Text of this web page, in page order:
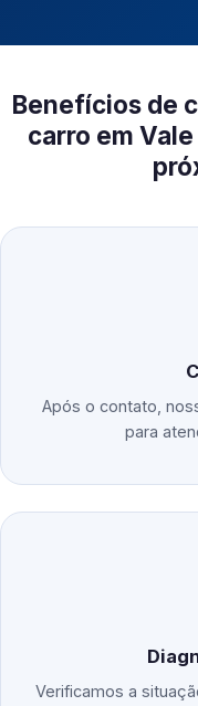
Benefícios de
carro em
Após o contato,
para
Verificamos a